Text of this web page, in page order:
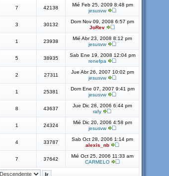
7 42138
Mié Feb 25, 2009 8:48 pm
jesusvw
3 30132
Dom Nov 09, 2008 6:57 pm
JoRev
1 23938
Mié Abr 23, 2008 8:12 pm
jesusvw
5 38935
Sab Ene 19, 2008 12:04 pm
renefpa
2 27311
Jue Abr 26, 2007 10:02 pm
jesusvw
1 25381
Dom Ene 07, 2007 9:41 pm
jesusvw
8 43637
Jue Dic 28, 2006 6:44 pm
rafy
1 24324
Mié Dic 20, 2006 4:58 pm
jesusvw
4 33787
Sab Oct 28, 2006 1:14 pm
alexis_nb
7 37642
Mié Oct 25, 2006 11:33 am
CARMELO